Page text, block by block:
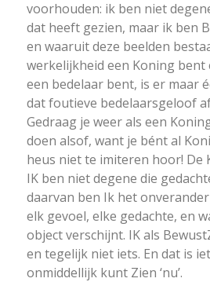
voorhouden: ik ben niet
dat heeft gezien, maar ik ben
en waaruit deze beelden
werkelijkheid een Koning bent
een bedelaar bent, is er maar
dat foutieve bedelaarsgeloof
Gedraag je weer als een
doen alsof, want je bént al
heus niet te imiteren hoor! De
IK ben niet degene die
daarvan ben Ik het
elk gevoel, elke gedachte, en
object verschijnt. IK als
en tegelijk niet iets. En dat is
onmiddellijk kunt Zien ‘nu’.